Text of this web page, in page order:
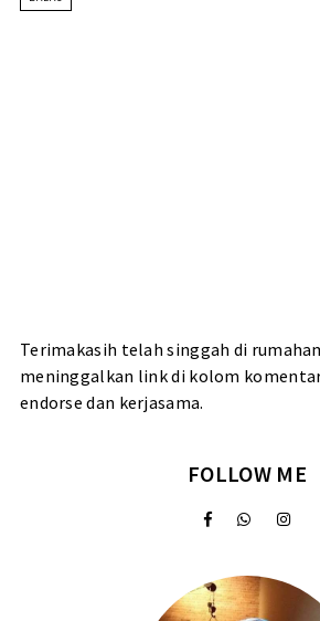
Terimakasih telah singgah di
meninggalkan link di kolom
endorse dan kerjasama.
FOLLOW ME